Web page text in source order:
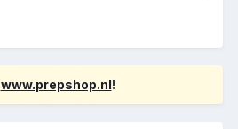
www.prepshop.nl!